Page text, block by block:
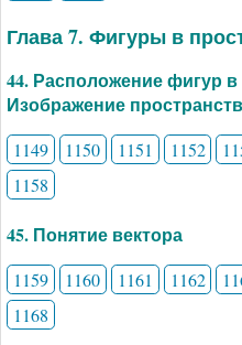
Глава 7. Фигуры в
44. Расположение фигур
Изображение
1149 1150 1151 1152
1158
45. Понятие вектора
1159 1160 1161 1162
1168